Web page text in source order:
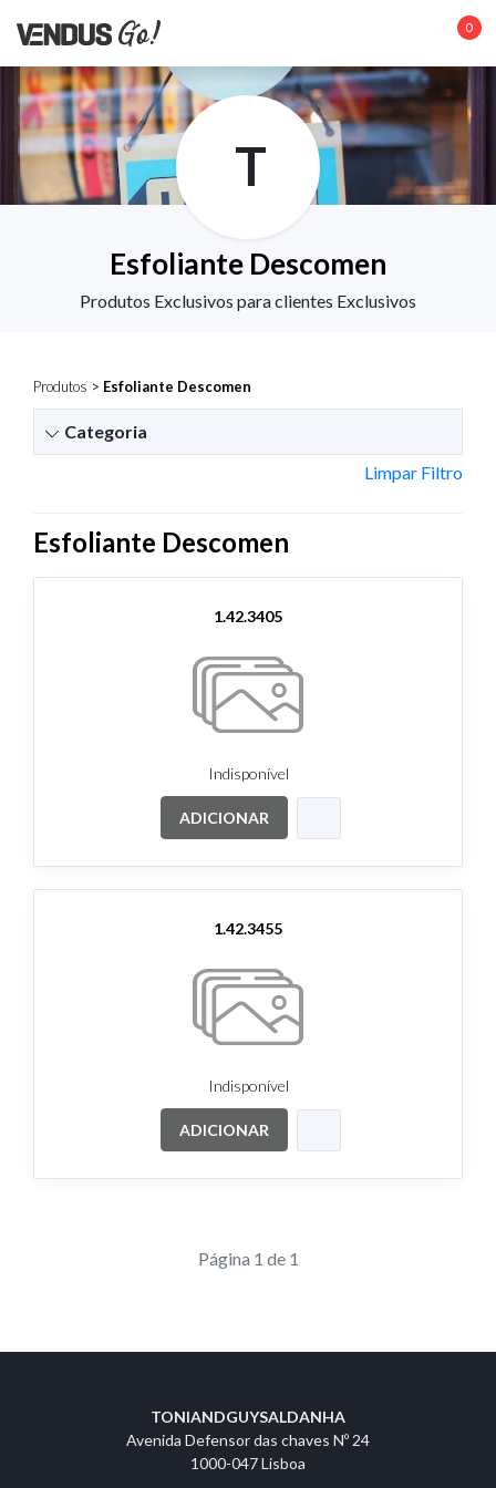
0
T
Esfoliante Descomen
Produtos Exclusivos para clientes Exclusivos
Produtos > Esfoliante Descomen
Categoria
Limpar Filtro
Esfoliante Descomen
1.42.3405
Indisponível
ADICIONAR
1.42.3455
Indisponível
ADICIONAR
Página 1 de 1
TONIANDGUYSALDANHA
Avenida Defensor das chaves Nº 24
1000-047 Lisboa